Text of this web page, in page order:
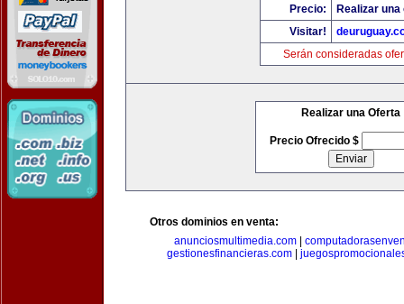
Precio:
Realizar
Visitar!
Serán consideradas
Realizar una Oferta
Precio Ofrecido $
Otros dominios en venta:
anunciosmultimedia.com
gestionesfinancieras.com